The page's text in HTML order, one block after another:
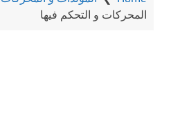
المحركات و التحكم فيها